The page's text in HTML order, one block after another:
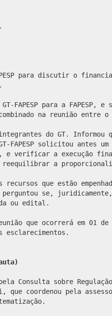
para discutir o
para a FAPESP, e
na reunião entre o
do GT. Informou
FAPESP solicitou antes
verificar a execução
a
que estão
se, juridicamente,
ou edital.
que ocorrerá em 01 de
esclarecimentos.
Consulta sobre
que coordenou pela